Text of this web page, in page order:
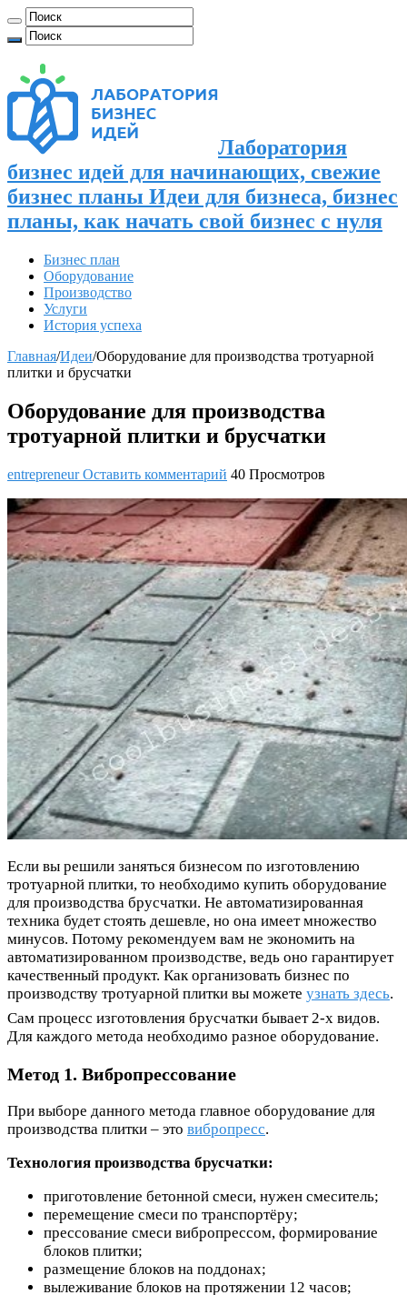
Лаборатория
бизнес идей для начинающих, свежие
бизнес планы Идеи для бизнеса, бизнес
планы, как начать свой бизнес с нуля
Бизнес план
Оборудование
Производство
Услуги
История успеха
Главная/Идеи/Оборудование для производства тротуарной
плитки и брусчатки
Оборудование для производства
тротуарной плитки и брусчатки
entrepreneurОставить комментарий 40 Просмотров
Если вы решили заняться бизнесом по изготовлению
тротуарной плитки, то необходимо купить оборудование
для производства брусчатки. Не автоматизированная
техника будет стоять дешевле, но она имеет множество
минусов. Потому рекомендуем вам не экономить на
автоматизированном производстве, ведь оно гарантирует
качественный продукт. Как организовать бизнес по
производству тротуарной плитки вы можете узнать здесь.
Сам процесс изготовления брусчатки бывает 2-х видов.
Для каждого метода необходимо разное оборудование.
Метод 1. Вибропрессование
При выборе данного метода главное оборудование для
производства плитки – это вибропресс.
Технология производства брусчатки:
приготовление бетонной смеси, нужен смеситель;
перемещение смеси по транспортёру;
прессование смеси вибропрессом, формирование
блоков плитки;
размещение блоков на поддонах;
вылеживание блоков на протяжении 12 часов;